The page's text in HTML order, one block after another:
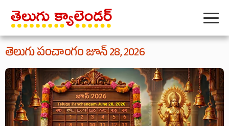
తెలుగు పంచాంగం జూన్ 28, 2026